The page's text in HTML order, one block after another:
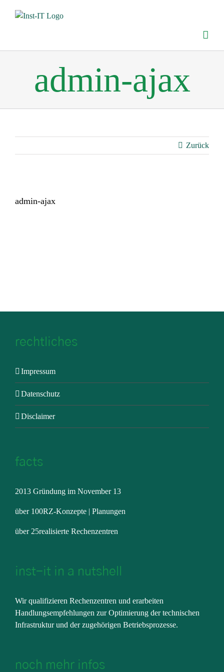
Inhalt
admin-ajax
Zurück
admin-ajax
rechtliches
Impressum
Datenschutz
Disclaimer
facts
2013 Gründung im November 13
über 100RZ-Konzepte | Planungen
über 25realisierte Rechenzentren
inst-it in a nutshell
Wir qualifizieren Rechenzentren und erarbeiten
Handlungsempfehlungen zur Optimierung der technischen
Infrastruktur und der zugehörigen Betriebsprozesse.
noch mehr infos